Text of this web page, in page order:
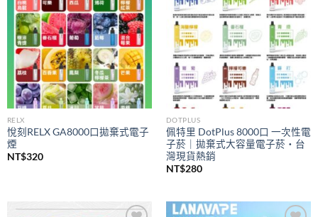
RELX
悅刻RELX GA8000口拋棄式電子
煙
NT$320
DOTPLUS
佩特里 DotPlus 8000口 一次性電
子菸｜拋棄式大容量電子菸・台
灣現貨熱銷
NT$280